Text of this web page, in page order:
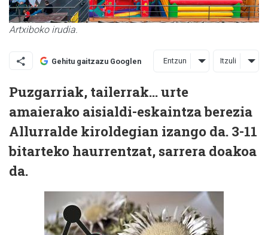
Artxiboko irudia.
Gehitu gaitzazu Googlen Entzun Itzuli
Puzgarriak, tailerrak... urte
amaierako aisialdi-eskaintza berezia
Allurralde kiroldegian izango da. 3-11
bitarteko haurrentzat, sarrera doakoa
da.